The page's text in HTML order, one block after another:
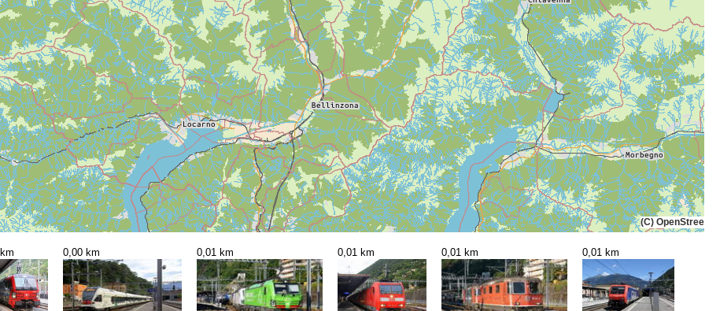
(C)
0,00 km 0,01 km 0,01 km 0,01 km 0,01 km